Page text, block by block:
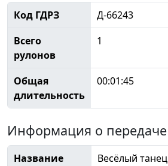
Код ГДРЗ
Д-66243
Всего
рулонов
1
Общая
длительность
00:01:45
Информация о передаче
Название
Весёлый танец